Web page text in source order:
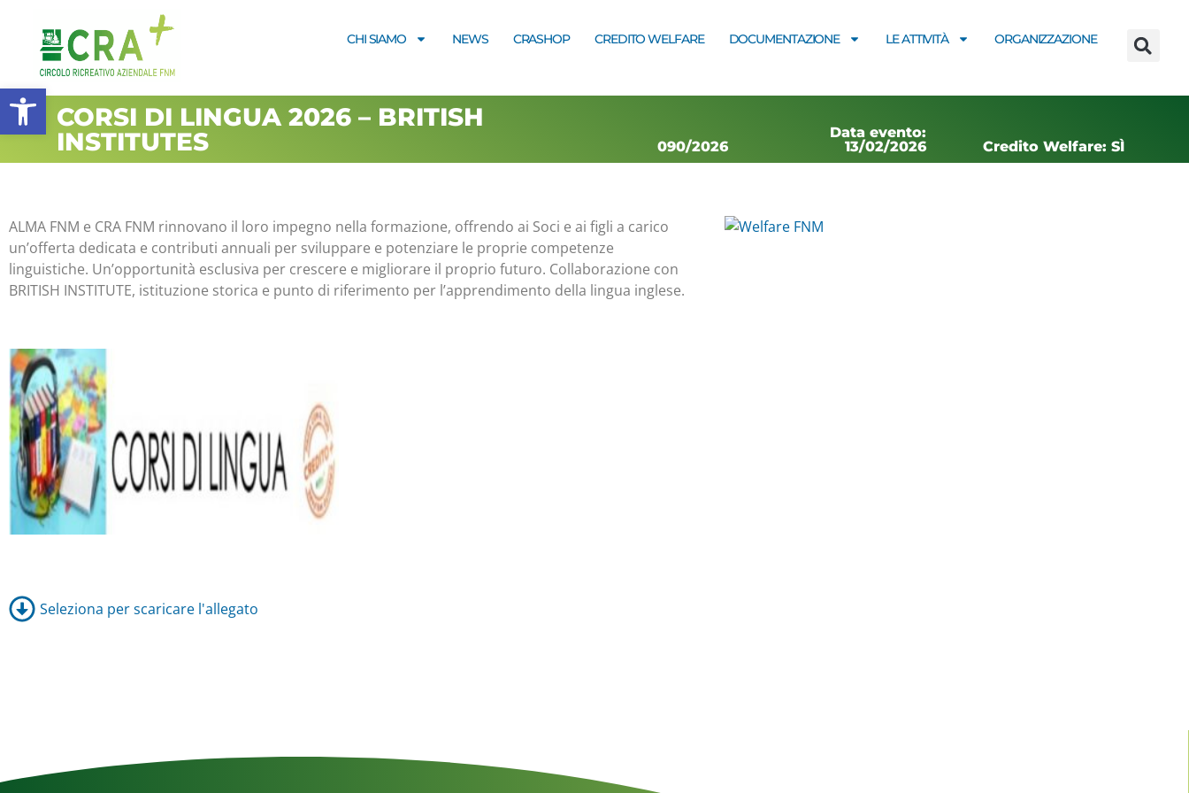
Apri la barra degli strumenti
CHI SIAMO NEWS CRASHOP CREDITO WELFARE DOCUMENTAZIONE LE ATTIVITÀ ORGANIZZAZIONE
CORSI DI LINGUA 2026 – BRITISH
INSTITUTES
090/2026
Data evento:
13/02/2026
Credito Welfare: SÌ
ALMA FNM e CRA FNM rinnovano il loro impegno nella formazione, offrendo ai Soci e ai figli a carico
un’offerta dedicata e contributi annuali per sviluppare e potenziare le proprie competenze
linguistiche. Un’opportunità esclusiva per crescere e migliorare il proprio futuro. Collaborazione con
BRITISH INSTITUTE, istituzione storica e punto di riferimento per l’apprendimento della lingua inglese.
Seleziona per scaricare l'allegato